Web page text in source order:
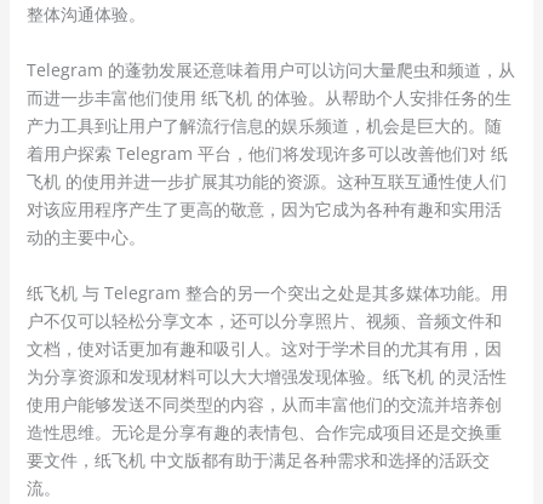
整体沟通体验。
Telegram 的蓬勃发展还意味着用户可以访问大量爬虫和频道，从
而进一步丰富他们使用 纸飞机 的体验。从帮助个人安排任务的生
产力工具到让用户了解流行信息的娱乐频道，机会是巨大的。随
着用户探索 Telegram 平台，他们将发现许多可以改善他们对 纸
飞机 的使用并进一步扩展其功能的资源。这种互联互通性使人们
对该应用程序产生了更高的敬意，因为它成为各种有趣和实用活
动的主要中心。
纸飞机 与 Telegram 整合的另一个突出之处是其多媒体功能。用
户不仅可以轻松分享文本，还可以分享照片、视频、音频文件和
文档，使对话更加有趣和吸引人。这对于学术目的尤其有用，因
为分享资源和发现材料可以大大增强发现体验。纸飞机 的灵活性
使用户能够发送不同类型的内容，从而丰富他们的交流并培养创
造性思维。无论是分享有趣的表情包、合作完成项目还是交换重
要文件，纸飞机 中文版都有助于满足各种需求和选择的活跃交
流。